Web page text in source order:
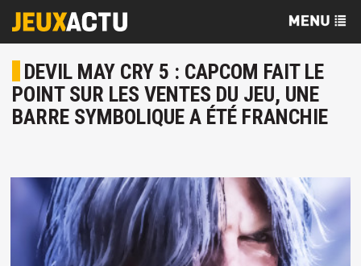
DEVIL MAY CRY 5 : CAPCOM FAIT LE
POINT SUR LES VENTES DU JEU, UNE
BARRE SYMBOLIQUE A ÉTÉ FRANCHIE